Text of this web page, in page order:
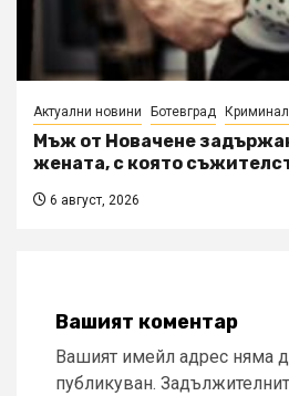
Актуални новини Ботевград
Мъж от Новачене
жената, с която
6 август, 2026
Вашият коментар
Вашият имейл адрес няма
публикуван.